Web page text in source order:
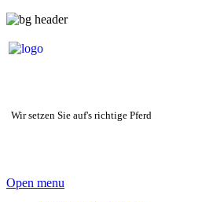
Wir setzen Sie auf's richtige Pferd
Open menu